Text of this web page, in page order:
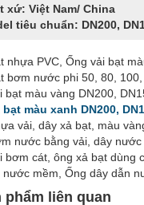
xứ: Việt Nam/ China
tiêu chuẩn: DN200,
nhựa PVC, Ống vải bạt
bơm nước phi 50, 80,
bạt màu vàng DN200,
bạt màu xanh DN200,
vải, dây xả bạt, màu
nước bằng vải, dây
bơm cát, ông xả bạt dùng
nước mềm, Ống dây dẫn
phẩm liên quan